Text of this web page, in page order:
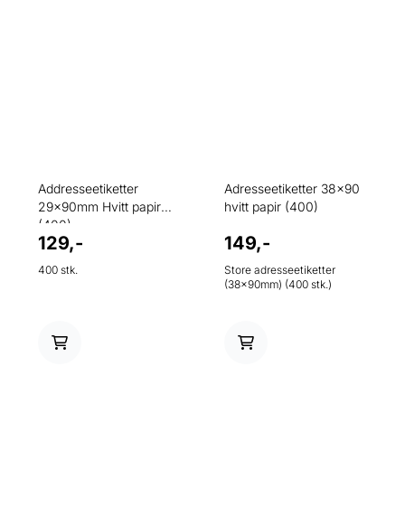
Addresseetiketter
29x90mm Hvitt papir
(400)
129,-
400 stk.
Adresseetiketter 38x90
hvitt papir (400)
149,-
Store adresseetiketter
(38x90mm) (400 stk.)